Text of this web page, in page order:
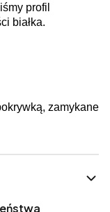
profil
białka.
zamykane